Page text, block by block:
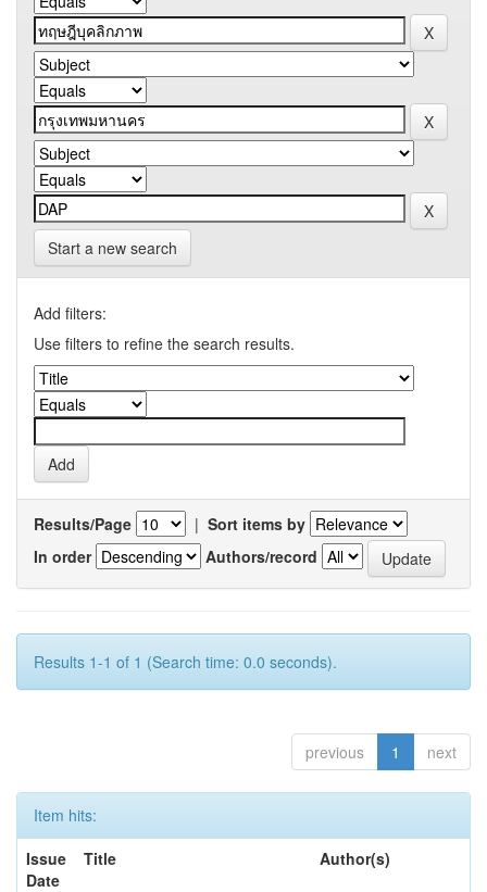
Start a new search
Add filters:
Use filters to refine the search results.
Results/Page | Sort items by
In order
Authors/record
Results 1-1 of 1 (Search time: 0.0 seconds).
previous 1 next
Item hits:
Issue
Date
Title Author(s)